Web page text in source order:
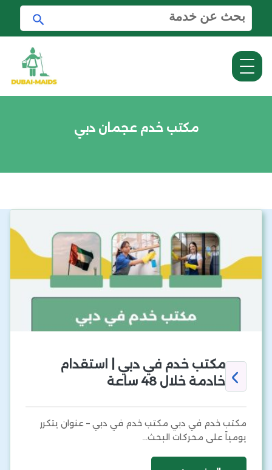
ل
ب
ح
ث
ع
ب
ح
ث
مكتب خدم عجمان دبي
مكتب خدم في دبي | استقدام
خادمة خلال 48 ساعة
مكتب خدم في دبي مكتب خدم في دبي – عنوان يتكرر
يومياً على محركات البحث…